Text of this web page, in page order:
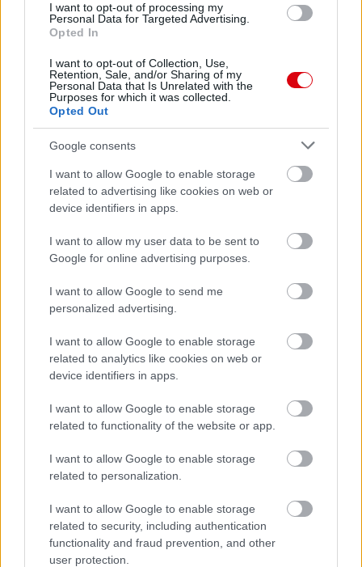
I want to opt-out of processing my
Personal Data for Targeted Advertising.
Opted In
I want to opt-out of Collection, Use,
Retention, Sale, and/or Sharing of my
Personal Data that Is Unrelated with the
Purposes for which it was collected.
Opted Out
Google consents
I want to allow Google to enable storage
related to advertising like cookies on web or
device identifiers in apps.
I want to allow my user data to be sent to
Google for online advertising purposes.
I want to allow Google to send me
personalized advertising.
I want to allow Google to enable storage
related to analytics like cookies on web or
device identifiers in apps.
I want to allow Google to enable storage
related to functionality of the website or app.
I want to allow Google to enable storage
related to personalization.
I want to allow Google to enable storage
related to security, including authentication
functionality and fraud prevention, and other
user protection.
Nya Ullevi, Göteborg
2026-08-08 17:00
2 nap 12 óra 11 perc 26 másodperc
Leeds UnitedvsManchester United
ELŐZŐ MÉRKŐZÉSEK
Támogatás
Támogasd adományoddal
a ManUtdFanatics.hu működését!
Kapcsolódó hírek
SIR ALEX FERGUSON
FLETCHER "SZÜRREÁLIS"